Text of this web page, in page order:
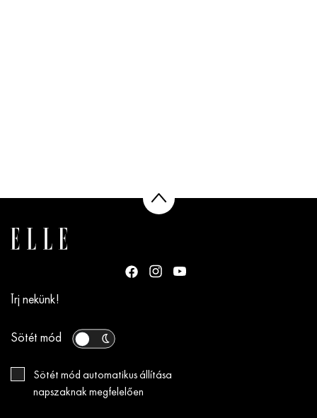
Írj nekünk!
Sötét mód
Sötét mód automatikus állítása
napszaknak megfelelően